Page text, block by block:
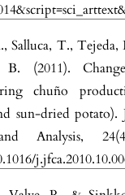
Salluca, T.,
B. (2011).
chuño
sun-dried
Analysis,